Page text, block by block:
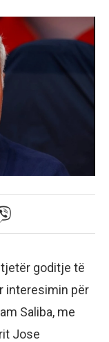
goditje të
interesimin për
Saliba, me
Jose